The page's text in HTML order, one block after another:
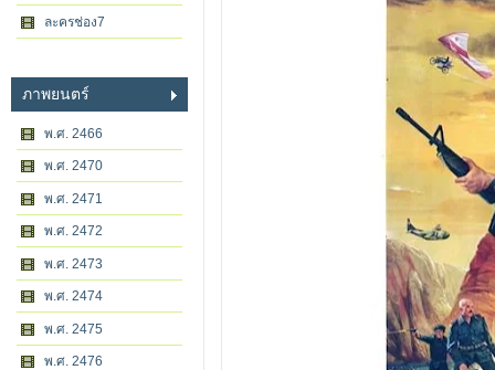
ละครช่อง7
ภาพยนตร์
พ.ศ. 2466
พ.ศ. 2470
พ.ศ. 2471
พ.ศ. 2472
พ.ศ. 2473
พ.ศ. 2474
พ.ศ. 2475
พ.ศ. 2476